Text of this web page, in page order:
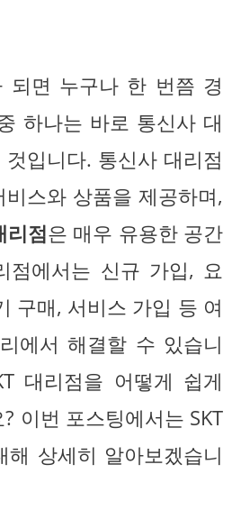
되면 누구나 한 번쯤 경
하나는 바로 통신사 대
입니다. 통신사 대리점
스와 상품을 제공하며,
리점은 매우 유용한 공간
점에서는 신규 가입, 요
구매, 서비스 가입 등 여
에서 해결할 수 있습니
대리점을 어떻게 쉽게
이번 포스팅에서는 SKT
해 상세히 알아보겠습니